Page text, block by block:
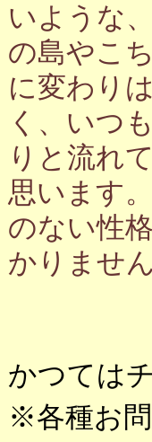
いような
の島やこ
に変わり
く、いつ
りと流れ
思います
のない性
かりません
かつては
※各種お問